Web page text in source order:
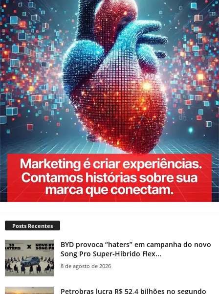
Posts Recentes
BYD provoca “haters” em campanha do novo
Song Pro Super-Híbrido Flex...
8 de agosto de 2026
Petrobras lucra R$ 52,4 bilhões no segundo